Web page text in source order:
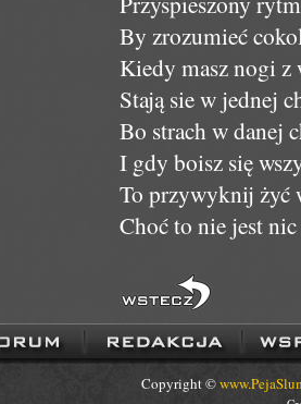
By zrozumieć
Kiedy masz nogi z
Stają sie w jednej
Bo strach w danej
I gdy boisz się
To przywyknij żyć
Choć to nie jest
Copyright ©